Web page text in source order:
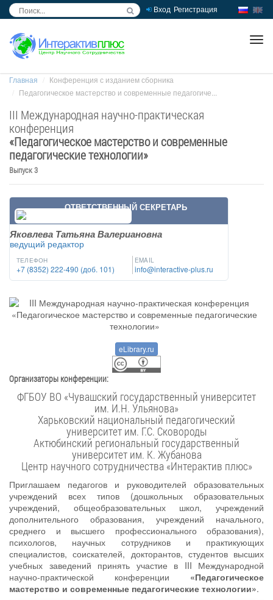
Вход Регистрация
Главная
Конференция с изданием сборника
Педагогическое мастерство и современные педагогиче...
III Международная научно-практическая
конференция
«Педагогическое мастерство и современные
педагогические технологии»
Выпуск 3
ОТВЕТСТВЕННЫЙ СЕКРЕТАРЬ
Яковлева Татьяна Валериановна
ведущий редактор
ТЕЛЕФОН
+7 (8352) 222-490 (доб. 101)
EMAIL
info@interactive-plus.ru
eLibrary.ru
Организаторы конференции:
ФГБОУ ВО «Чувашский государственный университет
им. И.Н. Ульянова»
Харьковский национальный педагогический
университет им. Г.С. Сковороды
Актюбинский региональный государственный
университет им. К. Жубанова
Центр научного сотрудничества «Интерактив плюс»
Приглашаем педагогов и руководителей образовательных
учреждений всех типов (дошкольных образовательных
учреждений, общеобразовательных школ, учреждений
дополнительного образования, учреждений начального,
среднего и высшего профессионального образования),
психологов, научных сотрудников и практикующих
специалистов, соискателей, докторантов, студентов высших
учебных заведений принять участие в III Международной
научно-практической конференции «Педагогическое
мастерство и современные педагогические технологии».